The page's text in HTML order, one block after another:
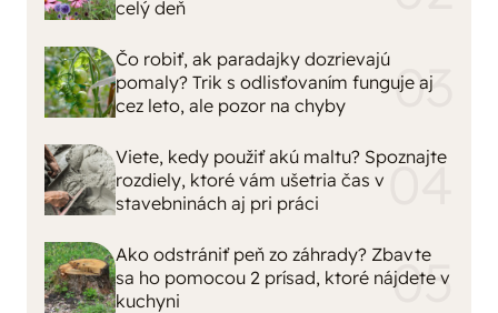
celý deň
Čo robiť, ak paradajky dozrievajú
pomaly? Trik s odlisťovaním funguje aj
cez leto, ale pozor na chyby
Viete, kedy použiť akú maltu? Spoznajte
rozdiely, ktoré vám ušetria čas v
stavebninách aj pri práci
Ako odstrániť peň zo záhrady? Zbavte
sa ho pomocou 2 prísad, ktoré nájdete v
kuchyni